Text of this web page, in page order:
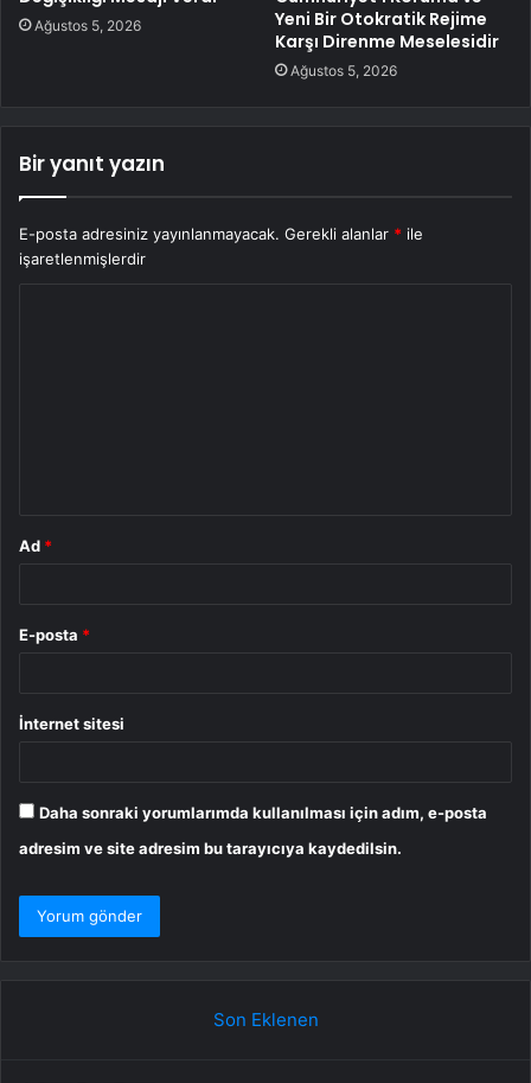
Ağustos 5, 2026
Yeni Bir Otokratik Rejime
Karşı Direnme Meselesidir
Ağustos 5, 2026
Bir yanıt yazın
E-posta adresiniz yayınlanmayacak. Gerekli alanlar * ile
işaretlenmişlerdir
Ad *
E-posta *
İnternet sitesi
Daha sonraki yorumlarımda kullanılması için adım, e-posta
adresim ve site adresim bu tarayıcıya kaydedilsin.
Son Eklenen